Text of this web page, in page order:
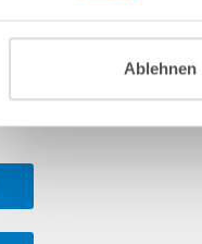
Ablehnen
Merkzettel
Warenkorb